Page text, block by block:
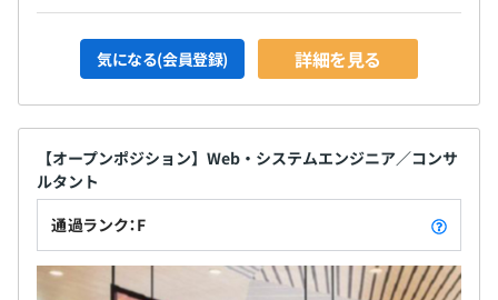
気になる(会員登録) 詳細を見る
【オープンポジション】Web・システムエンジニア／コンサ
ルタント
通過ランク：F